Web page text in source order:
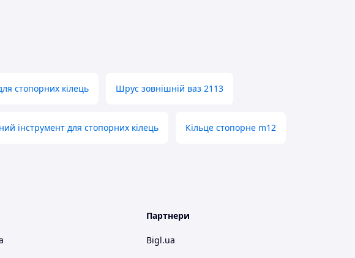
стопорних кілець Шрус зовнішній ваз 2113
інструмент для стопорних кілець Кільце стопорне m12
Партнери
Bigl.ua